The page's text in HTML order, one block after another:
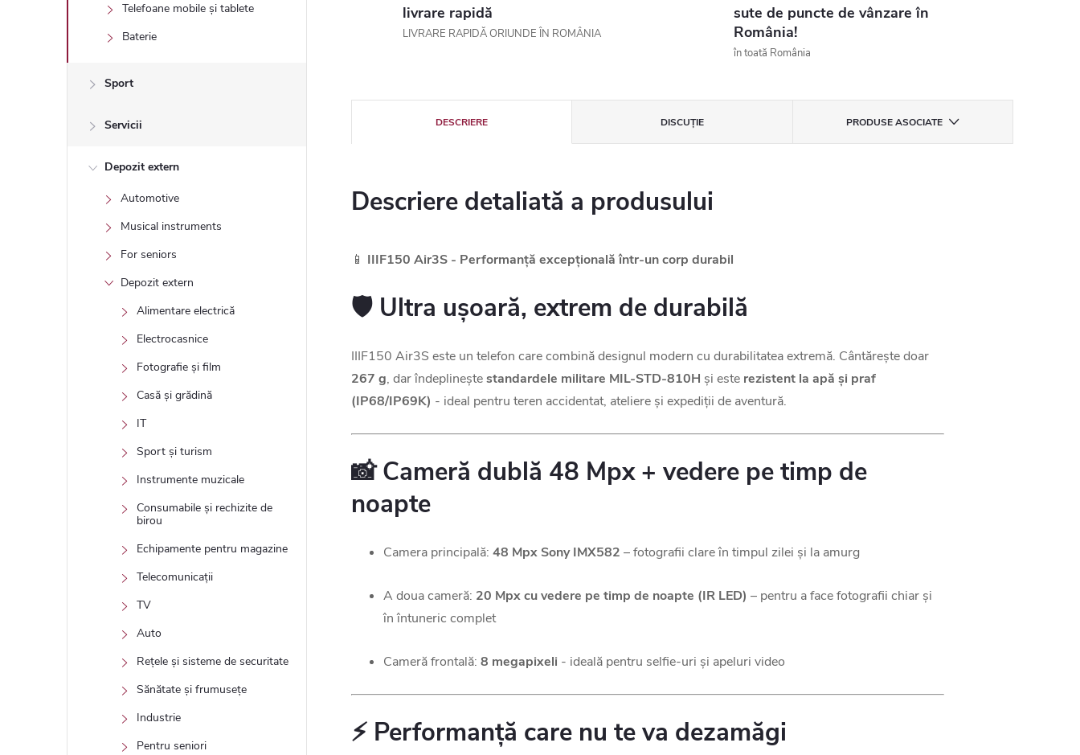
Telefoane mobile și tablete
Baterie
Sport
Servicii
Depozit extern
Automotive
Musical instruments
For seniors
Depozit extern
Alimentare electrică
Electrocasnice
Fotografie și film
Casă și grădină
IT
Sport și turism
Instrumente muzicale
Consumabile și rechizite de
birou
Echipamente pentru magazine
Telecomunicații
TV
Auto
Rețele și sisteme de securitate
Sănătate și frumusețe
Industrie
Pentru seniori
livrare rapidă
LIVRARE RAPIDĂ ORIUNDE ÎN ROMÂNIA
sute de puncte de vânzare în
România!
în toată România
DESCRIERE DISCUŢIE PRODUSE ASOCIATE
Descriere detaliată a produsului
📱 IIIF150 Air3S - Performanță excepțională într-un corp durabil
🛡️ Ultra ușoară, extrem de durabilă
IIIF150 Air3S este un telefon care combină designul modern cu durabilitatea extremă. Cântărește doar
267 g, dar îndeplineștestandardele militare MIL-STD-810H și este rezistent la apă și praf
(IP68/IP69K) - ideal pentru teren accidentat, ateliere și expediții de aventură.
📸Cameră dublă 48 Mpx + vedere pe timp de
noapte
Camera principală: 48 Mpx Sony IMX582 – fotografii clare în timpul zilei și la amurg
A doua cameră: 20 Mpx cu vedere pe timp de noapte (IR LED) – pentru a face fotografii chiar și
în întuneric complet
Cameră frontală: 8 megapixeli - ideală pentru selfie-uri și apeluri video
⚡ Performanță care nu te va dezamăgi